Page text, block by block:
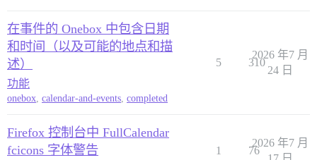
在事件的 Onebox 中包含日期
和时间（以及可能的地点和描
述）
功能
onebox, calendar-and-events, completed
5 310
2026 年7 月
24 日
Firefox 控制台中 FullCalendar
fcicons 字体警告
1 76
2026 年7 月